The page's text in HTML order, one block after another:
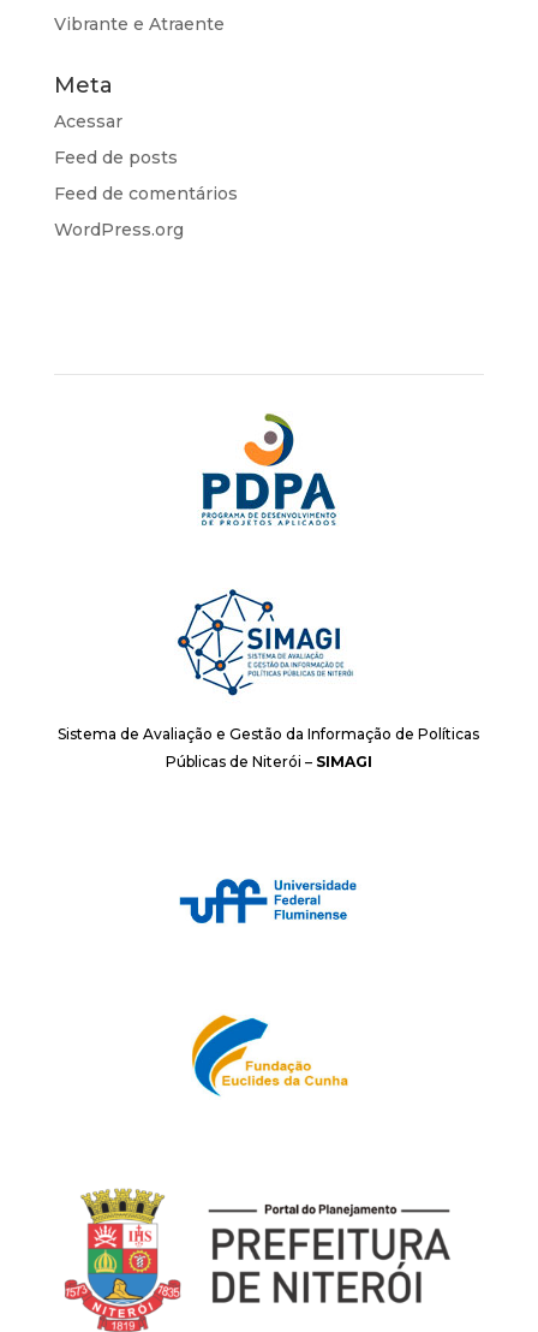
Vibrante e Atraente
Meta
Acessar
Feed de posts
Feed de comentários
WordPress.org
Sistema de Avaliação e Gestão da Informação de Políticas
Públicas de Niterói – SIMAGI